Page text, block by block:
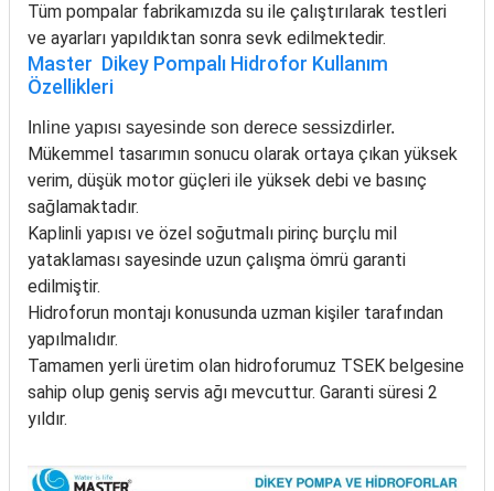
Tüm pompalar fabrikamızda su ile çalıştırılarak testleri
ve ayarları yapıldıktan sonra sevk edilmektedir.
Master Dikey Pompalı Hidrofor Kullanım
Özellikleri
Inline yapısı sayesinde son derece sessizdirler.
Mükemmel tasarımın sonucu olarak ortaya çıkan yüksek
verim, düşük motor güçleri ile yüksek debi ve basınç
sağlamaktadır.
Kaplinli yapısı ve özel soğutmalı pirinç burçlu mil
yataklaması sayesinde uzun çalışma ömrü garanti
edilmiştir.
Hidroforun montajı konusunda uzman kişiler tarafından
yapılmalıdır.
Tamamen yerli üretim olan hidroforumuz TSEK belgesine
sahip olup geniş servis ağı mevcuttur. Garanti süresi 2
yıldır.